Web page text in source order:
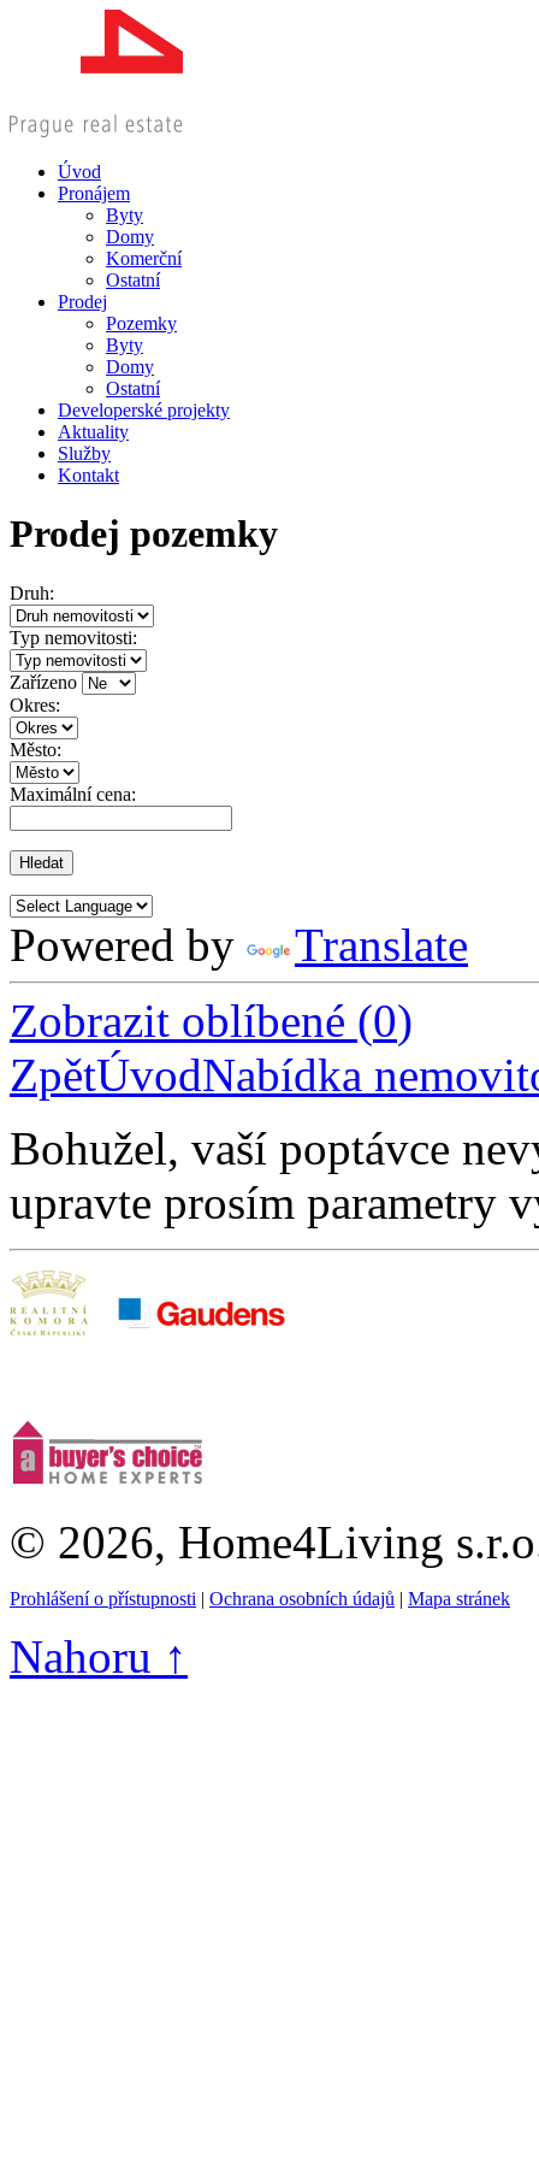
Úvod
Pronájem
Byty
Domy
Komerční
Ostatní
Prodej
Pozemky
Byty
Domy
Ostatní
Developerské projekty
Aktuality
Služby
Kontakt
Prodej pozemky
Druh:
Typ nemovitosti:
Zařízeno
Okres:
Město:
Maximální cena:
Powered by
Translate
Zobrazit oblíbené (0)
ZpětÚvodNabídka
Bohužel, vaší poptávce
upravte prosím parametry
© 2026, Home4Living
Prohlášení o přístupnosti | Ochrana osobních údajů | Mapa stránek
Nahoru ↑